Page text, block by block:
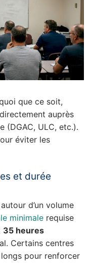
que ce soit,
auprès
(DGAC, ULC, etc.).
éviter les
et durée
d’un volume
minimale requise
35 heures
Certains centres
pour renforcer